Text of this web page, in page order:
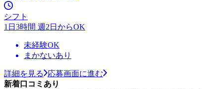
シフト
1日3時間 週2日からOK
未経験OK
まかないあり
詳細を見る
応募画面に進む
新着口コミあり